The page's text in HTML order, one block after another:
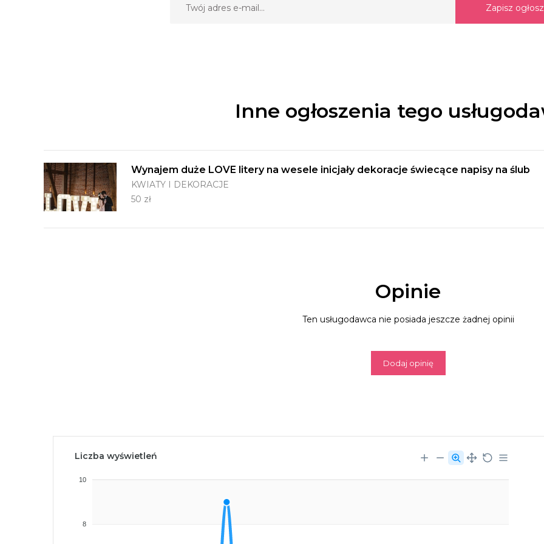
Zapisz
Inne ogłoszenia tego
Wynajem duże LOVE litery na wesele inicjały dekoracje świecące napisy na ślub
KWIATY I DEKORACJE
50 zł
Opinie
Ten usługodawca nie posiada jeszcze żadnej opinii
Dodaj opinię
Liczba wyświetleń
10
8